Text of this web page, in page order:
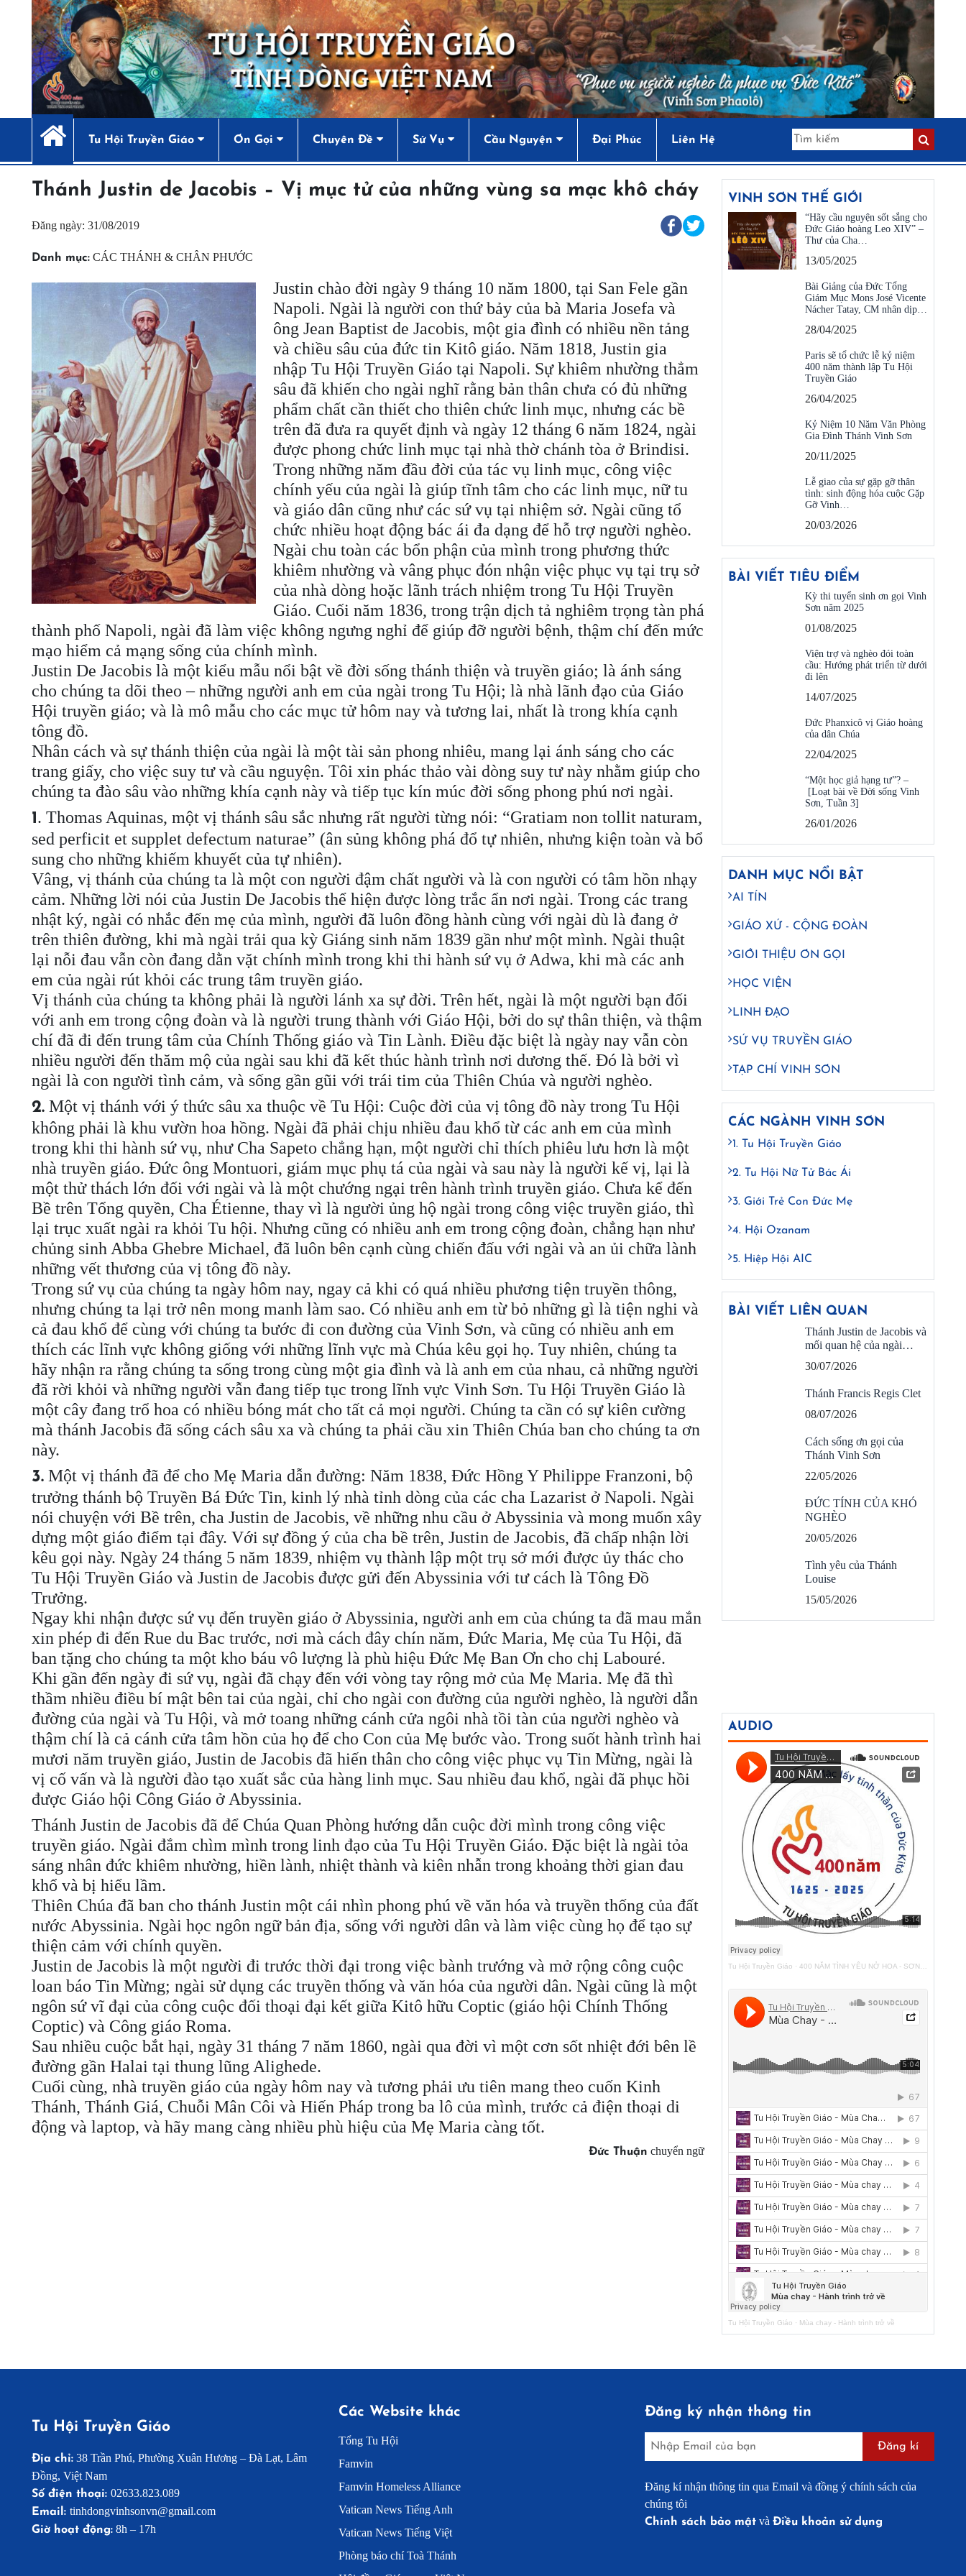
Tu Hội Truyền Giáo Ơn Gọi Chuyên Đề Sứ Vụ Cầu Nguyện Đại Phúc Liên Hệ
Thánh Justin de Jacobis – Vị mục tử của những vùng sa mạc khô cháy
Đăng ngày: 31/08/2019
Danh mục: CÁC THÁNH & CHÂN PHƯỚC
Justin chào đời ngày 9 tháng 10 năm 1800, tại San Fele gần
Napoli. Ngài là người con thứ bảy của bà Maria Josefa và
ông Jean Baptist de Jacobis, một gia đình có nhiều nền tảng
và chiều sâu của đức tin Kitô giáo. Năm 1818, Justin gia
nhập Tu Hội Truyền Giáo tại Napoli. Sự khiêm nhường thẳm
sâu đã khiến cho ngài nghĩ rằng bản thân chưa có đủ những
phẩm chất cần thiết cho thiên chức linh mục, nhưng các bề
trên đã đưa ra quyết định và ngày 12 tháng 6 năm 1824, ngài
được phong chức linh mục tại nhà thờ chánh tòa ở Brindisi.
Trong những năm đầu đời của tác vụ linh mục, công việc
chính yếu của ngài là giúp tĩnh tâm cho các linh mục, nữ tu
và giáo dân cũng như các sứ vụ tại nhiệm sở. Ngài cũng tổ
chức nhiều hoạt động bác ái đa dạng để hỗ trợ người nghèo.
Ngài chu toàn các bổn phận của mình trong phương thức
khiêm nhường và vâng phục đón nhận việc phục vụ tại trụ sở
của nhà dòng hoặc lãnh trách nhiệm trong Tu Hội Truyền
Giáo. Cuối năm 1836, trong trận dịch tả nghiêm trọng tàn phá
thành phố Napoli, ngài đã làm việc không ngưng nghỉ để giúp đỡ người bệnh, thậm chí đến mức
mạo hiểm cả mạng sống của chính mình.
Justin De Jacobis là một kiểu mẫu nổi bật về đời sống thánh thiện và truyền giáo; là ánh sáng
cho chúng ta dõi theo – những người anh em của ngài trong Tu Hội; là nhà lãnh đạo của Giáo
Hội truyền giáo; và là mô mẫu cho các mục tử hôm nay và tương lai, nhất là trong khía cạnh
tông đồ.
Nhân cách và sự thánh thiện của ngài là một tài sản phong nhiêu, mang lại ánh sáng cho các
trang giấy, cho việc suy tư và cầu nguyện. Tôi xin phác thảo vài dòng suy tư này nhằm giúp cho
chúng ta đào sâu vào những khía cạnh này và tiếp tục kín múc đời sống phong phú nơi ngài.
1. Thomas Aquinas, một vị thánh sâu sắc nhưng rất người từng nói: “Gratiam non tollit naturam,
sed perficit et supplet defectum naturae” (ân sủng không phá đổ tự nhiên, nhưng kiện toàn và bổ
sung cho những khiếm khuyết của tự nhiên).
Vâng, vị thánh của chúng ta là một con người đậm chất người và là con người có tâm hồn nhạy
cảm. Những lời nói của Justin De Jacobis thể hiện được lòng trắc ẩn nơi ngài. Trong các trang
nhật ký, ngài có nhắc đến mẹ của mình, người đã luôn đồng hành cùng với ngài dù là đang ở
trên thiên đường, khi mà ngài trải qua kỳ Giáng sinh năm 1839 gần như một mình. Ngài thuật
lại nỗi đau vẫn còn đang dằn vặt chính mình trong khi thi hành sứ vụ ở Adwa, khi mà các anh
em của ngài rút khỏi các trung tâm truyền giáo.
Vị thánh của chúng ta không phải là người lánh xa sự đời. Trên hết, ngài là một người bạn đối
với anh em trong cộng đoàn và là người trung thành với Giáo Hội, bởi do sự thân thiện, và thậm
chí đã đi đến trung tâm của Chính Thống giáo và Tin Lành. Điều đặc biệt là ngày nay vẫn còn
nhiều người đến thăm mộ của ngài sau khi đã kết thúc hành trình nơi dương thế. Đó là bởi vì
ngài là con người tình cảm, và sống gần gũi với trái tim của Thiên Chúa và người nghèo.
2. Một vị thánh với ý thức sâu xa thuộc về Tu Hội: Cuộc đời của vị tông đồ này trong Tu Hội
không phải là khu vườn hoa hồng. Ngài đã phải chịu nhiều đau khổ từ các anh em của mình
trong khi thi hành sứ vụ, như Cha Sapeto chẳng hạn, một người chỉ thích phiêu lưu hơn là một
nhà truyền giáo. Đức ông Montuori, giám mục phụ tá của ngài và sau này là người kế vị, lại là
một thử thách lớn đối với ngài và là một chướng ngại trên hành trình truyền giáo. Chưa kể đến
Bề trên Tổng quyền, Cha Étienne, thay vì là người ủng hộ ngài trong công việc truyền giáo, thì
lại trục xuất ngài ra khỏi Tu hội. Nhưng cũng có nhiều anh em trong cộng đoàn, chẳng hạn như
chủng sinh Abba Ghebre Michael, đã luôn bên cạnh cùng chiến đấu với ngài và an ủi chữa lành
những vết thương của vị tông đồ này.
Trong sứ vụ của chúng ta ngày hôm nay, ngay cả khi có quá nhiều phương tiện truyền thông,
nhưng chúng ta lại trở nên mong manh làm sao. Có nhiều anh em từ bỏ những gì là tiện nghi và
cả đau khổ để cùng với chúng ta bước đi con đường của Vinh Sơn, và cũng có nhiều anh em
thích các lĩnh vực không giống với những lĩnh vực mà Chúa kêu gọi họ. Tuy nhiên, chúng ta
hãy nhận ra rằng chúng ta sống trong cùng một gia đình và là anh em của nhau, cả những người
đã rời khỏi và những người vẫn đang tiếp tục trong lĩnh vực Vinh Sơn. Tu Hội Truyền Giáo là
một cây đang trổ hoa có nhiều bóng mát cho tất cả mọi người. Chúng ta cần có sự kiên cường
mà thánh Jacobis đã sống cách sâu xa và chúng ta phải cầu xin Thiên Chúa ban cho chúng ta ơn
này.
3. Một vị thánh đã để cho Mẹ Maria dẫn đường: Năm 1838, Đức Hồng Y Philippe Franzoni, bộ
trưởng thánh bộ Truyền Bá Đức Tin, kinh lý nhà tỉnh dòng của các cha Lazarist ở Napoli. Ngài
nói chuyện với Bề trên, cha Justin de Jacobis, về những nhu cầu ở Abyssinia và mong muốn xây
dựng một giáo điểm tại đây. Với sự đồng ý của cha bề trên, Justin de Jacobis, đã chấp nhận lời
kêu gọi này. Ngày 24 tháng 5 năm 1839, nhiệm vụ thành lập một trụ sở mới được ủy thác cho
Tu Hội Truyền Giáo và Justin de Jacobis được gửi đến Abyssinia với tư cách là Tông Đồ
Trưởng.
Ngay khi nhận được sứ vụ đến truyền giáo ở Abyssinia, người anh em của chúng ta đã mau mắn
xin phép đi đến Rue du Bac trước, nơi mà cách đây chín năm, Đức Maria, Mẹ của Tu Hội, đã
ban tặng cho chúng ta một kho báu vô lượng là phù hiệu Đức Mẹ Ban Ơn cho chị Labouré.
Khi gần đến ngày đi sứ vụ, ngài đã chạy đến với vòng tay rộng mở của Mẹ Maria. Mẹ đã thì
thầm nhiều điều bí mật bên tai của ngài, chỉ cho ngài con đường của người nghèo, là người dẫn
đường của ngài và Tu Hội, và mở toang những cánh cửa ngôi nhà tồi tàn của người nghèo và
thậm chí là cả cánh cửa tâm hồn của họ để cho Con của Mẹ bước vào. Trong suốt hành trình hai
mươi năm truyền giáo, Justin de Jacobis đã hiến thân cho công việc phục vụ Tin Mừng, ngài là
vị cố vấn và là người đào tạo xuất sắc của hàng linh mục. Sau nhiều đau khổ, ngài đã phục hồi
được Giáo hội Công Giáo ở Abyssinia.
Thánh Justin de Jacobis đã để Chúa Quan Phòng hướng dẫn cuộc đời mình trong công việc
truyền giáo. Ngài đắm chìm mình trong linh đạo của Tu Hội Truyền Giáo. Đặc biệt là ngài tỏa
sáng nhân đức khiêm nhường, hiền lành, nhiệt thành và kiên nhẫn trong khoảng thời gian đau
khổ và bị hiểu lầm.
Thiên Chúa đã ban cho thánh Justin một cái nhìn phong phú về văn hóa và truyền thống của đất
nước Abyssinia. Ngài học ngôn ngữ bản địa, sống với người dân và làm việc cùng họ để tạo sự
thiện cảm với chính quyền.
Justin de Jacobis là một người đi trước thời đại trong việc bành trướng và mở rộng công cuộc
loan báo Tin Mừng; ngài sử dụng các truyền thống và văn hóa của người dân. Ngài cũng là một
ngôn sứ vĩ đại của công cuộc đối thoại đại kết giữa Kitô hữu Coptic (giáo hội Chính Thống
Coptic) và Công giáo Roma.
Sau nhiều cuộc bắt hại, ngày 31 tháng 7 năm 1860, ngài qua đời vì một cơn sốt nhiệt đới bên lề
đường gần Halai tại thung lũng Alighede.
Cuối cùng, nhà truyền giáo của ngày hôm nay và tương phải ưu tiên mang theo cuốn Kinh
Thánh, Thánh Giá, Chuỗi Mân Côi và Hiến Pháp trong ba lô của mình, trước cả điện thoại di
động và laptop, và hãy mang càng nhiều phù hiệu của Mẹ Maria càng tốt.
Đức Thuận chuyển ngữ
VINH SƠN THẾ GIỚI
“Hãy cầu nguyện sốt sắng cho
Đức Giáo hoàng Leo XIV” –
Thư của Cha…
13/05/2025
Bài Giảng của Đức Tổng
Giám Mục Mons José Vicente
Nácher Tatay, CM nhân dịp…
28/04/2025
Paris sẽ tổ chức lễ kỷ niệm
400 năm thành lập Tu Hội
Truyền Giáo
26/04/2025
Kỷ Niệm 10 Năm Văn Phòng
Gia Đình Thánh Vinh Sơn
20/11/2025
Lễ giao của sự gặp gỡ thân
tình: sinh động hóa cuộc Gặp
Gỡ Vinh…
20/03/2026
BÀI VIẾT TIÊU ĐIỂM
Kỳ thi tuyển sinh ơn gọi Vinh
Sơn năm 2025
01/08/2025
Viện trợ và nghèo đói toàn
cầu: Hướng phát triển từ dưới
đi lên
14/07/2025
Đức Phanxicô vị Giáo hoàng
của dân Chúa
22/04/2025
“Một học giả hạng tư”? –
[Loạt bài về Đời sống Vinh
Sơn, Tuần 3]
26/01/2026
DANH MỤC NỔI BẬT
AI TÍN
GIÁO XỨ - CỘNG ĐOÀN
GIỚI THIỆU ƠN GỌI
HỌC VIỆN
LINH ĐẠO
SỨ VỤ TRUYỀN GIÁO
TẠP CHÍ VINH SƠN
CÁC NGÀNH VINH SƠN
1. Tu Hội Truyền Giáo
2. Tu Hội Nữ Tử Bác Ái
3. Giới Trẻ Con Đức Mẹ
4. Hội Ozanam
5. Hiệp Hội AIC
BÀI VIẾT LIÊN QUAN
Thánh Justin de Jacobis và
mối quan hệ của ngài…
30/07/2026
Thánh Francis Regis Clet
08/07/2026
Cách sống ơn gọi của
Thánh Vinh Sơn
22/05/2026
ĐỨC TÍNH CỦA KHÓ
NGHÈO
20/05/2026
Tình yêu của Thánh
Louise
15/05/2026
AUDIO
Tu Hội Truyền Giáo · 400 NĂM TÌNH YÊU NỞ HOA - SƠN TÚI ĐỎ
Tu Hội Truyền Giáo · Mùa chay - Hành trình trở về
Tu Hội Truyền Giáo
Địa chỉ: 38 Trần Phú, Phường Xuân Hương – Đà Lạt, Lâm
Đồng, Việt Nam
Số điện thoại: 02633.823.089
Email: tinhdongvinhsonvn@gmail.com
Giờ hoạt động: 8h – 17h
Các Website khác
Tổng Tu Hội
Famvin
Famvin Homeless Alliance
Vatican News Tiếng Anh
Vatican News Tiếng Việt
Phòng báo chí Toà Thánh
Đăng ký nhận thông tin
Đăng kí
Đăng kí nhận thông tin qua Email và đồng ý chính sách của
chúng tôi
Chính sách bảo mật vàĐiều khoản sử dụng